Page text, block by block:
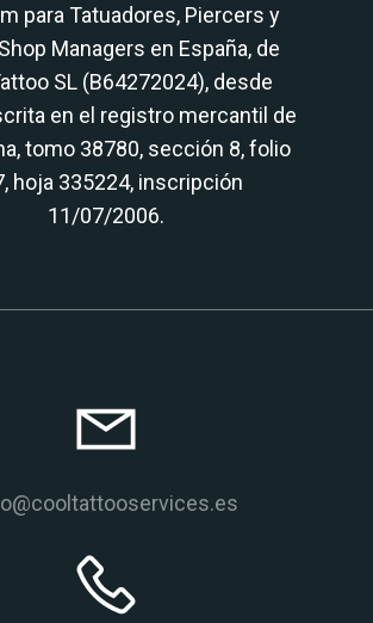
para Tatuadores, Piercers y
Managers en España, de
SL (B64272024), desde
en el registro mercantil de
tomo 38780, sección 8, folio
hoja 335224, inscripción
11/07/2006.